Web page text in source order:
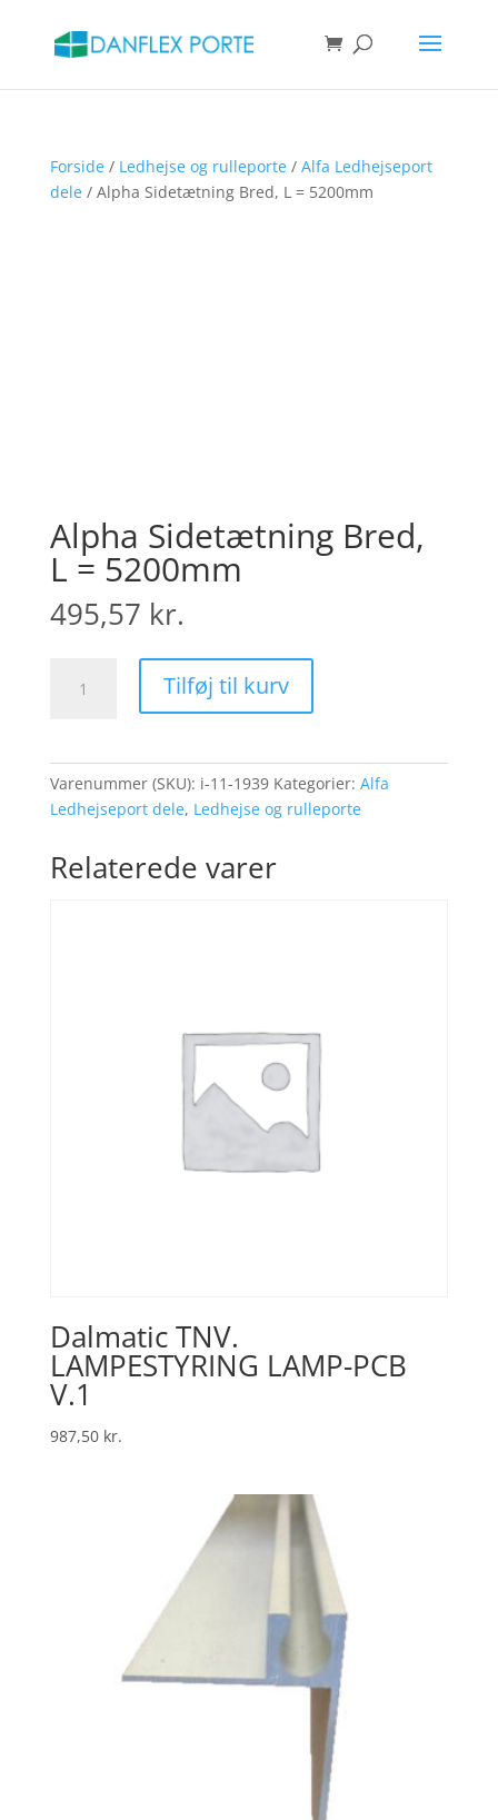
Forside/ Ledhejse og rulleporte/ Alfa Ledhejseport
dele/ Alpha Sidetætning Bred, L = 5200mm
Alpha Sidetætning Bred,
L = 5200mm
495,57 kr.
Sidetætning
Tilføj til kurv
Varenummer (SKU): i-11-1939 Kategorier: Alfa
Ledhejseport dele, Ledhejse og rulleporte
Relaterede varer
Dalmatic TNV.
LAMPESTYRING LAMP-PCB
V.1
987,50 kr.